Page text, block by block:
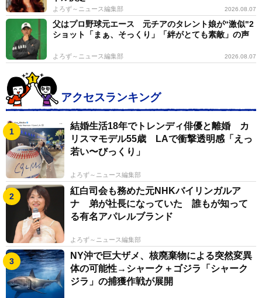
よろず～ニュース編集部 2026.08.07
父はプロ野球元エース 元チアのタレント娘が“激似"2
ショット「まぁ、そっくり」「絆がとても素敵」の声
よろず～ニュース編集部 2026.08.07
アクセスランキング
結婚生活18年でトレンディ俳優と離婚 カ
リスマモデル55歳 LAで衝撃透明感「えっ
若い〜びっくり」
よろず～ニュース編集部
紅白司会も務めた元NHKバイリンガルア
ナ 弟が社長になっていた 誰もが知って
る有名アパレルブランド
よろず～ニュース編集部
NY沖で巨大ザメ、核廃棄物による突然変異
体の可能性→シャーク＋ゴジラ「シャーク
ジラ」の捕獲作戦が展開